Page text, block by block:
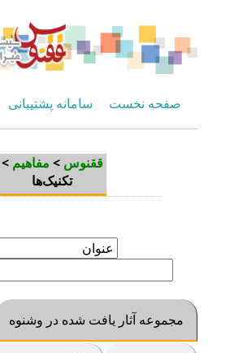
صفحه نخست سامانه پشتیبانی
ققنوس > مفاهیم >
تکنیک‌ها
مجموعه آثار یافت شده در وشنوه